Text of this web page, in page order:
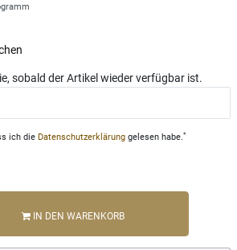
sobald der Artikel wieder verfügbar ist.
ich die Daten­schutz­erklärunggelesen habe.*
IN DEN WARENKORB